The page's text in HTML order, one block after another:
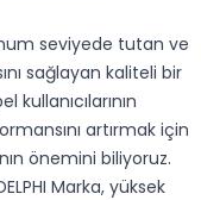
seviyede tutan ve
sağlayan kaliteli bir
artırmak için
önemini biliyoruz.
Marka, yüksek